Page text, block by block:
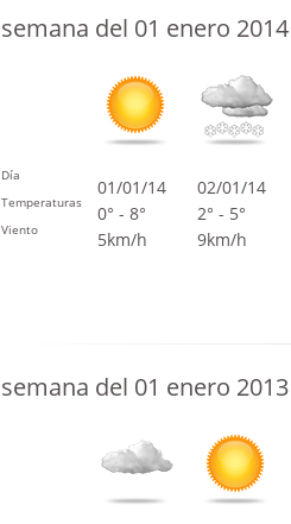
semana del 01 enero 2014
Día
Temperaturas
Viento
01/01/14
0° - 8°
5km/h
02/01/14
2° - 5°
9km/h
semana del 01 enero 2013